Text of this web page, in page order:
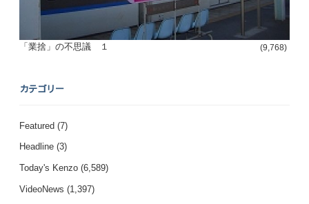
「業捨」の不思議 １ (9,768)
カテゴリー
Featured (7)
Headline (3)
Today's Kenzo (6,589)
VideoNews (1,397)